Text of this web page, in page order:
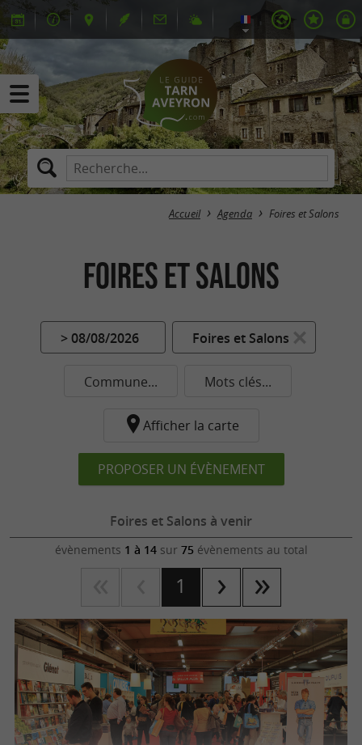
Accueil Agenda Foires et Salons
Foires et Salons
> 08/08/2026 Foires et Salons
Commune... Mots clés...
Afficher la carte
PROPOSER UN ÉVÈNEMENT
Foires et Salons à venir
évènements 1 à 14sur 75 évènements au total
1